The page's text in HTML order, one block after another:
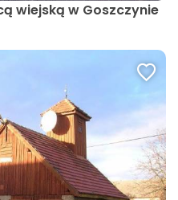
wiejską w Goszczynie